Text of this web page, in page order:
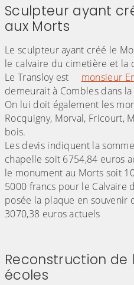
Sculpteur ayant
aux Morts
Le sculpteur ayant créé le
le calvaire du cimetière et la
Le Transloy est
monsieur
demeurait à Combles dans
On lui doit également les
Rocquigny, Morval, Fricourt,
bois.
Les devis indiquent la
chapelle soit 6754,84 euros
le monument au Morts soit
5000 francs pour le
posée la plaque en
3070,38 euros actuels
Reconstruction
écoles